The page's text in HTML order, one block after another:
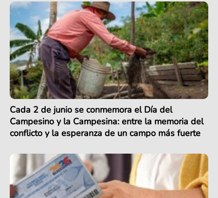
Cada 2 de junio se conmemora el Día del
Campesino y la Campesina: entre la memoria del
conflicto y la esperanza de un campo más fuerte